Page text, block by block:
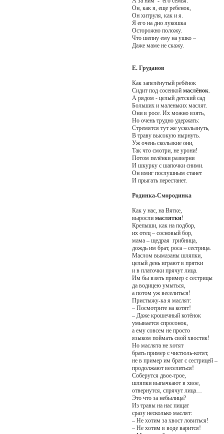
Он, как я, еще ребенок,
Он хитруля, как и я.
Я его на дно лукошка
Осторожно положу.
Что шепну ему на ушко –
Даже маме не скажу.
Е. Груданов
Как запелёнутый ребёнок
Сидит под сосенкой маслёнок.
А рядом - целый детский сад
Больших и маленьких маслят.
Они в росе. Их можно взять,
Но очень трудно удержать:
Стремятся тут же ускользнуть,
В траву высокую нырнуть.
Уж очень скользкие они,
Так что смотри, не урони!
Потом пелёнки разверни
И шкурку с шапочки сними.
Он вмиг послушным станет
И прыгать перестанет.
Родинка-Смородинка
Как у нас, на Вятке,
выросли маслятки!
Крепыши, как на подбор,
их отец – сосновый бор,
мама – щедрая грибница,
дождь им брат, роса – сестрица.
Маслом вымазаны шляпки,
целый день играют в прятки
и в платочки прячут лица.
Им бы взять пример с сестрицы
да водицею умыться,
а потом уж веселиться!
Пристыжу-ка я маслят:
– Посмотрите на котят!
– Даже крошечный котёнок
умывается спросонок,
а ему совсем не просто
языком поймать свой хвостик!
Но маслята не хотят
брать пример с чистюль-котят,
не в пример им брат с сестрицей –
продолжают веселиться!
Соберутся двое-трое,
шляпки выпачкают в хвое,
отвернутся, спрячут лица…
Это что за небылица?
Из травы на нас пищат
сразу несколько маслят:
– Не хотим за хвост ловиться!
– Не хотим в воде варится!